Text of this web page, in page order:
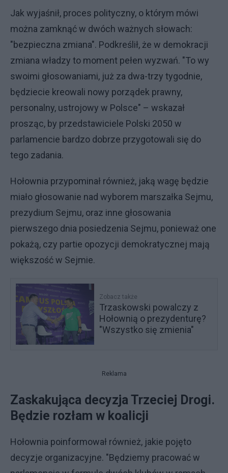
Jak wyjaśnił, proces polityczny, o którym mówi
można zamknąć w dwóch ważnych słowach:
"bezpieczna zmiana". Podkreślił, że w demokracji
zmiana władzy to moment pełen wyzwań. "To wy
swoimi głosowaniami, już za dwa-trzy tygodnie,
będziecie kreowali nowy porządek prawny,
personalny, ustrojowy w Polsce" – wskazał
prosząc, by przedstawiciele Polski 2050 w
parlamencie bardzo dobrze przygotowali się do
tego zadania.
Hołownia przypominał również, jaką wagę będzie
miało głosowanie nad wyborem marszałka Sejmu,
prezydium Sejmu, oraz inne głosowania
pierwszego dnia posiedzenia Sejmu, ponieważ one
pokażą, czy partie opozycji demokratycznej mają
większość w Sejmie.
Zobacz także
Trzaskowski powalczy z
Hołownią o prezydenturę?
"Wszystko się zmienia"
Reklama
Zaskakująca decyzja Trzeciej Drogi.
Będzie rozłam w koalicji
Hołownia poinformował również, jakie pojęto
decyzje organizacyjne. "Będziemy pracować w